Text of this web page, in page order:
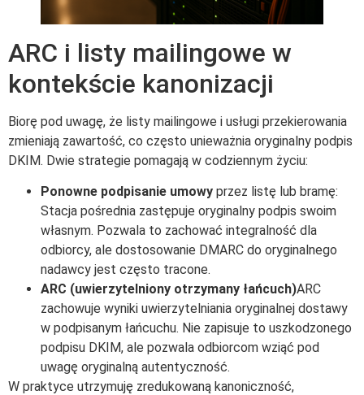
ARC i listy mailingowe w
kontekście kanonizacji
Biorę pod uwagę, że listy mailingowe i usługi przekierowania
zmieniają zawartość, co często unieważnia oryginalny podpis
DKIM. Dwie strategie pomagają w codziennym życiu:
Ponowne podpisanie umowy przez listę lub bramę:
Stacja pośrednia zastępuje oryginalny podpis swoim
własnym. Pozwala to zachować integralność dla
odbiorcy, ale dostosowanie DMARC do oryginalnego
nadawcy jest często tracone.
ARC (uwierzytelniony otrzymany łańcuch)ARC
zachowuje wyniki uwierzytelniania oryginalnej dostawy
w podpisanym łańcuchu. Nie zapisuje to uszkodzonego
podpisu DKIM, ale pozwala odbiorcom wziąć pod
uwagę oryginalną autentyczność.
W praktyce utrzymuję zredukowaną kanoniczność,